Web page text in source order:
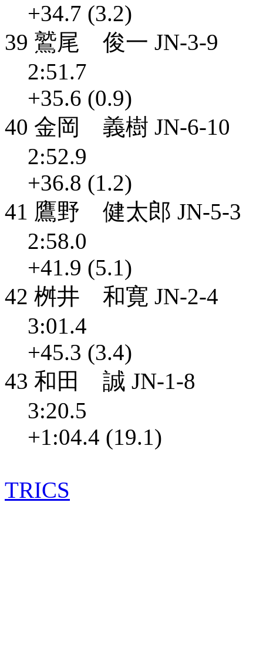
+34.7 (3.2)
39 鷲尾 俊一 JN-3-9
2:51.7
+35.6 (0.9)
40 金岡 義樹 JN-6-10
2:52.9
+36.8 (1.2)
41 鷹野 健太郎 JN-5-3
2:58.0
+41.9 (5.1)
42 桝井 和寛 JN-2-4
3:01.4
+45.3 (3.4)
43 和田 誠 JN-1-8
3:20.5
+1:04.4 (19.1)
TRICS